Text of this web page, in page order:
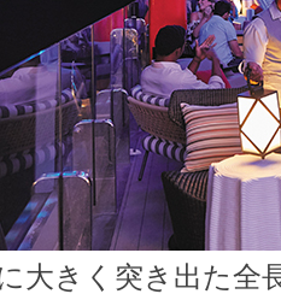
大きく突き出た全